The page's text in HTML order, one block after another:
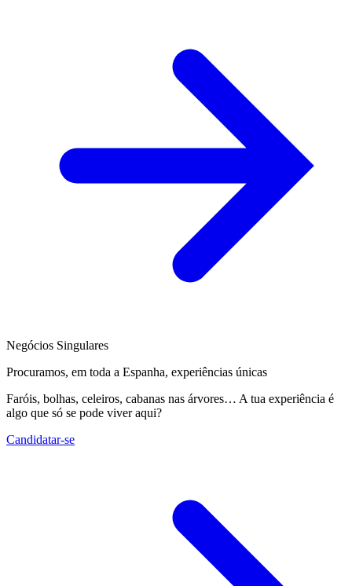
Negócios Singulares
Procuramos, em toda a Espanha, experiências únicas
Faróis, bolhas, celeiros, cabanas nas árvores… A tua experiência é
algo que só se pode viver aqui?
Candidatar-se